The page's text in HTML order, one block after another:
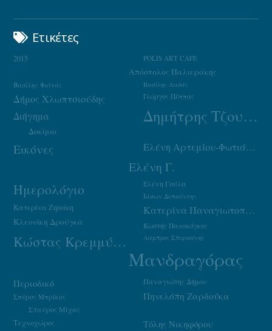
Ετικέτες
2015 POLIS ART CAFE
Απόστολος Παλιεράκης
Βασίλης Λαδάς
Βασίλης Φαϊτάς
Γιώργος Πέππας
Δήμος Χλωπτσιούδης
Δημήτρης Τζουμάκας
Διήγημα
Δοκίμιο
Εικόνες Ελένη Αρτεμίου-Φωτιάδου
Ελένη Γ.
Ελένη Γούλα
Ημερολόγιο Ιάσων Δεπούντης
Κατερίνα Ζησάκη Κατερίνα Παναγιωτοπούλου
Κλεονίκη Δρούγκα Κωστής Παπακόγκος
Κώστας Κρεμμύδας Λάμπρος Σπυριούνης
Μανδραγόρας
Παναγιώτης Δήμου
Περιοδικό
Πηνελόπη Ζαρδούκα
Σπύρος Μπρίκος
Σταύρος Μίχας
Τεχνοχώρος
Τόλης Νικηφόρου